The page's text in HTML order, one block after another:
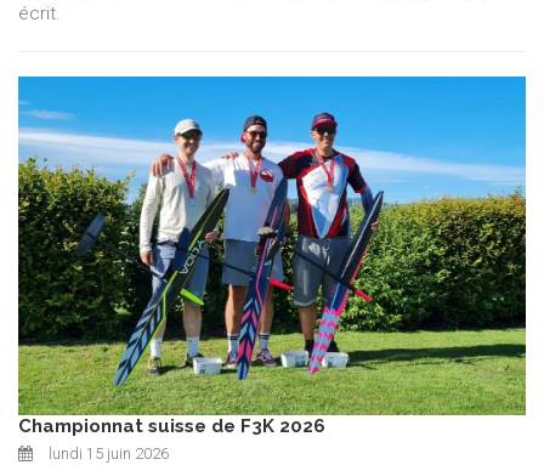
écrit.
Championnat suisse de F3K 2026
lundi 15 juin 2026